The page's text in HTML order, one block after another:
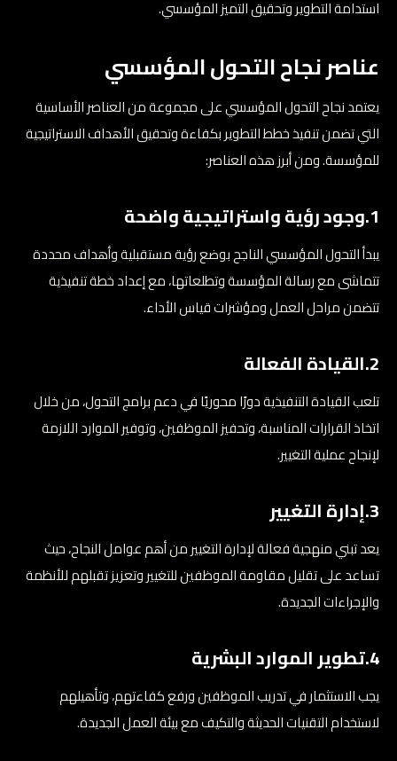
استدامة التطوير وتحقيق التميز المؤسسي.
عناصر نجاح التحول المؤسسي
يعتمد نجاح التحول المؤسسي على مجموعة من العناصر الأساسية
التي تضمن تنفيذ خطط التطوير بكفاءة وتحقيق الأهداف الاستراتيجية
للمؤسسة. ومن أبرز هذه العناصر:
1.وجود رؤية واستراتيجية واضحة
يبدأ التحول المؤسسي الناجح بوضع رؤية مستقبلية وأهداف محددة
تتماشى مع رسالة المؤسسة وتطلعاتها، مع إعداد خطة تنفيذية
تتضمن مراحل العمل ومؤشرات قياس الأداء.
2.القيادة الفعالة
تلعب القيادة التنفيذية دورًا محوريًا في دعم برامج التحول، من خلال
اتخاذ القرارات المناسبة، وتحفيز الموظفين، وتوفير الموارد اللازمة
لإنجاح عملية التغيير.
3.إدارة التغيير
يعد تبني منهجية فعالة لإدارة التغيير من أهم عوامل النجاح، حيث
تساعد على تقليل مقاومة الموظفين للتغيير وتعزيز تقبلهم للأنظمة
والإجراءات الجديدة.
4.تطوير الموارد البشرية
يجب الاستثمار في تدريب الموظفين ورفع كفاءتهم، وتأهيلهم
لاستخدام التقنيات الحديثة والتكيف مع بيئة العمل الجديدة.